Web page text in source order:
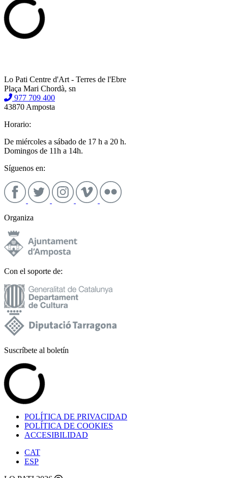
Lo Pati Centre d'Art - Terres de l'Ebre
Plaça Mari Chordà, sn
977 709 400
43870 Amposta
Horario:
De miércoles a sábado de 17 h a 20 h.
Domingos de 11h a 14h.
Síguenos en:
Organiza
Con el soporte de:
Suscríbete al boletín
POLÍTICA DE PRIVACIDAD
POLÍTICA DE COOKIES
ACCESIBILIDAD
CAT
ESP